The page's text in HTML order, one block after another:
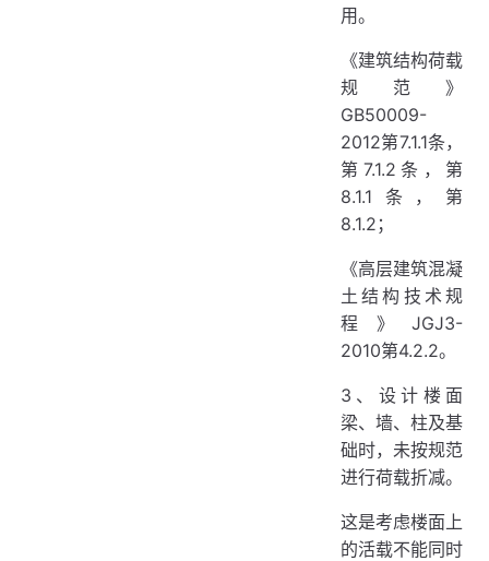
用。
《建筑结构荷载
规范》
GB50009-
2012第7.1.1条，
第7.1.2条，第
8.1.1条，第
8.1.2；
《高层建筑混凝
土结构技术规
程》JGJ3-
2010第4.2.2。
3、设计楼面
梁、墙、柱及基
础时，未按规范
进行荷载折减。
这是考虑楼面上
的活载不能同时